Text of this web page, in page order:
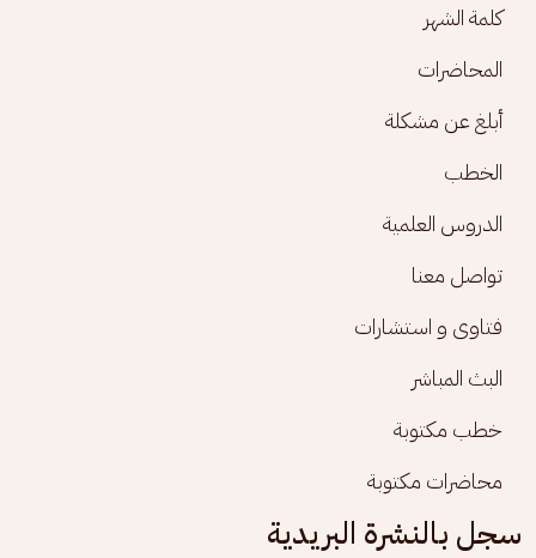
كلمة الشهر
المحاضرات
أبلغ عن مشكلة
الخطب
الدروس العلمية
تواصل معنا
فتاوى و استشارات
البث المباشر
خطب مكتوبة
محاضرات مكتوبة
سجل بالنشرة البريدية